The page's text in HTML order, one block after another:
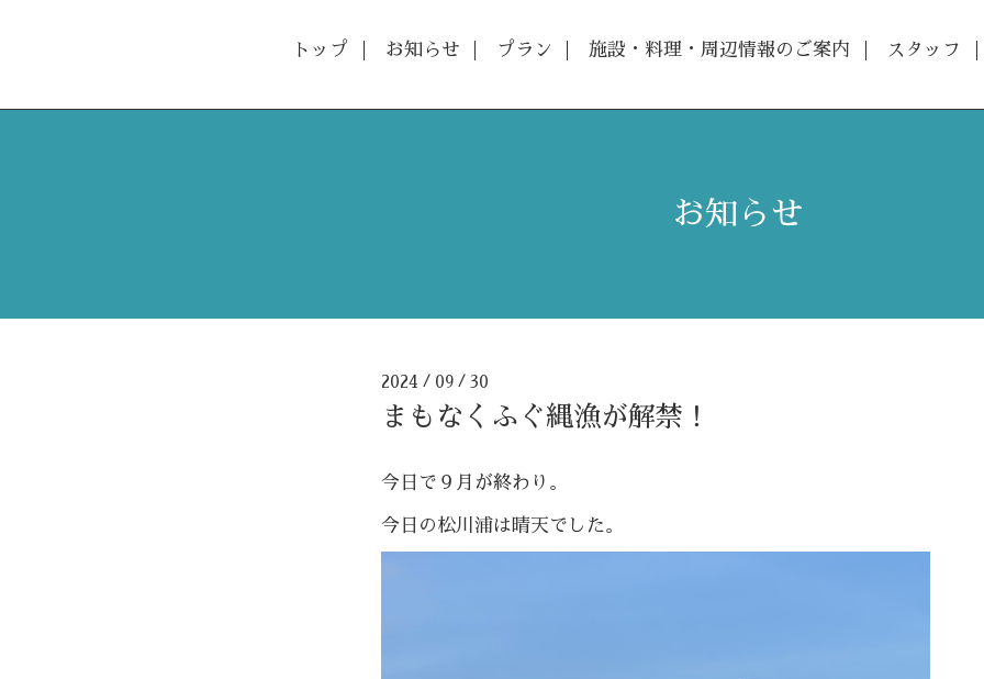
トップ お知らせ プラン 施設・料理・周辺情報のご案内 スタッフ
お知らせ
2024 / 09 / 30
まもなくふぐ縄漁が解禁！
今日で９月が終わり。
今日の松川浦は晴天でした。